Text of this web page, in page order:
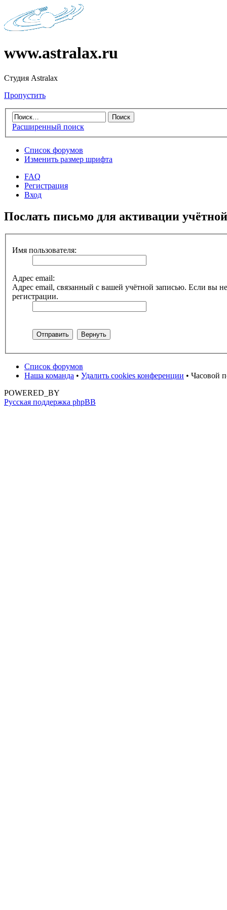
www.astralax.ru
Студия Astralax
Пропустить
Расширенный поиск
Список форумов
Изменить размер шрифта
FAQ
Регистрация
Вход
Послать письмо для активации
Имя пользователя:
Адрес email:
Адрес email, связанный с вашей учётной записью. Если вы
регистрации.
Список форумов
Наша команда • Удалить cookies конференции • Часовой
POWERED_BY
Русская поддержка phpBB